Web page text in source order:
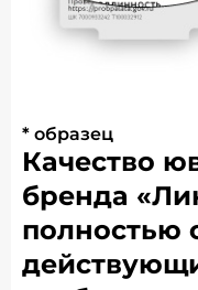
* образец
Качество
бренда
полностью